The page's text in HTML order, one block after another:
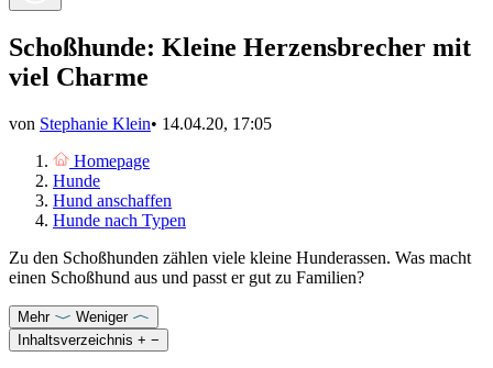
Schoßhunde: Kleine Herzensbrecher mit
viel Charme
von Stephanie Klein• 14.04.20, 17:05
Homepage
Hunde
Hund anschaffen
Hunde nach Typen
Zu den Schoßhunden zählen viele kleine Hunderassen. Was macht
einen Schoßhund aus und passt er gut zu Familien?
Mehr
Weniger
Inhaltsverzeichnis + −